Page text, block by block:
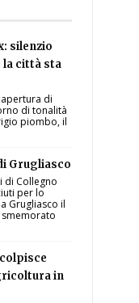
silenzio
la città sta
di
di tonalità
piombo, il
Grugliasco
di Collegno
per lo
Grugliasco il
in